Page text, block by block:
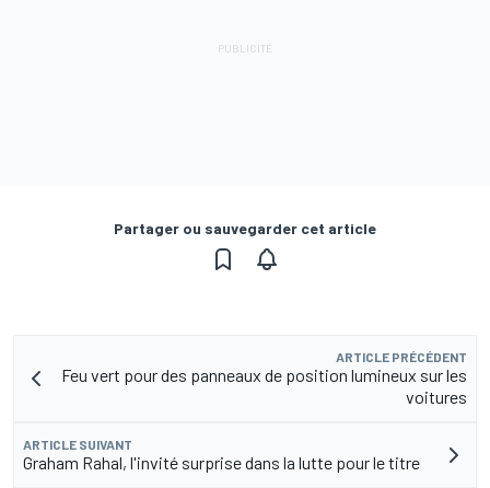
Partager ou sauvegarder cet article
ARTICLE PRÉCÉDENT
Feu vert pour des panneaux de position lumineux sur les
voitures
ARTICLE SUIVANT
Graham Rahal, l'invité surprise dans la lutte pour le titre